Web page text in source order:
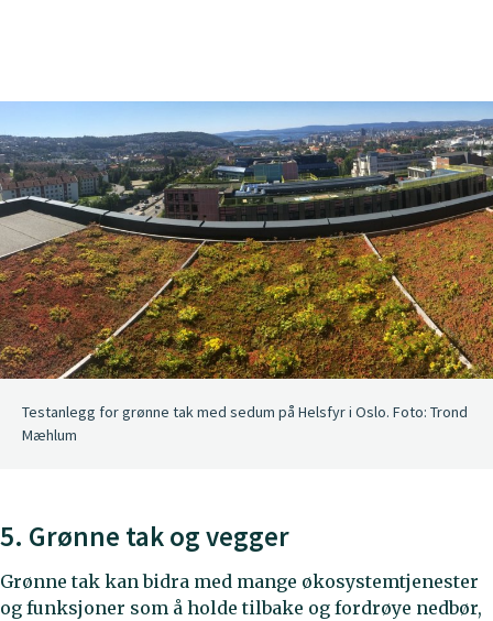
Testanlegg for grønne tak med sedum på Helsfyr i Oslo. Foto: Trond
Mæhlum
5. Grønne tak og vegger
Grønne tak kan bidra med mange økosystemtjenester
og funksjoner som å holde tilbake og fordrøye nedbør,